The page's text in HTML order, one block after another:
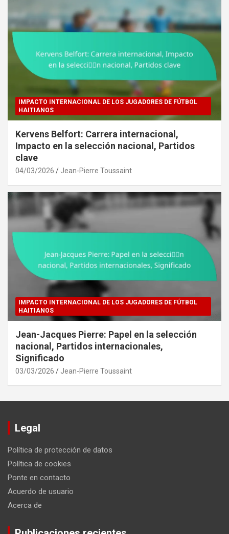
IMPACTO INTERNACIONAL DE LOS JUGADORES DE FÚTBOL
HAITIANOS
Kervens Belfort: Carrera internacional,
Impacto en la selección nacional, Partidos
clave
04/03/2026 Jean-Pierre Toussaint
IMPACTO INTERNACIONAL DE LOS JUGADORES DE FÚTBOL
HAITIANOS
Jean-Jacques Pierre: Papel en la selección
nacional, Partidos internacionales,
Significado
03/03/2026 Jean-Pierre Toussaint
Legal
Política de protección de datos
Política de cookies
Ponte en contacto
Acuerdo de usuario
Acerca de